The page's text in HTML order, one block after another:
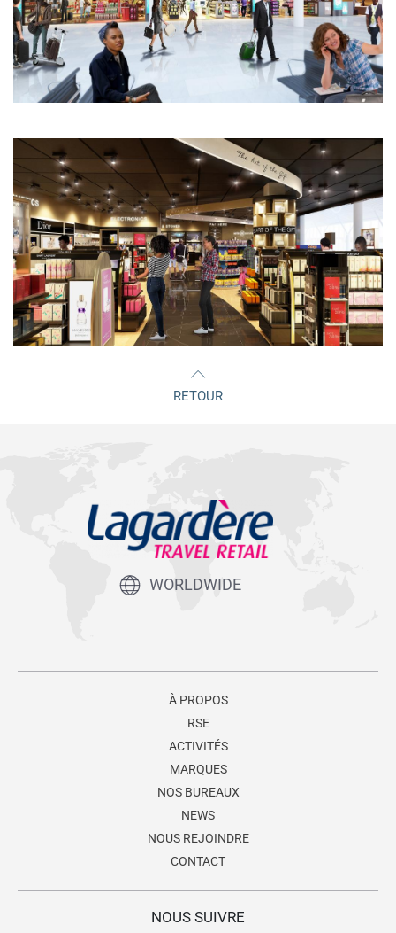
RETOUR
WORLDWIDE
À PROPOS
RSE
ACTIVITÉS
MARQUES
NOS BUREAUX
NEWS
NOUS REJOINDRE
CONTACT
NOUS SUIVRE